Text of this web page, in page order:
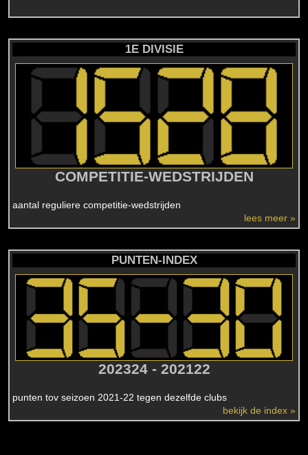
1E DIVISIE
COMPETITIE-WEDSTRIJDEN
aantal reguliere competitie-wedstrijden
lees meer »
PUNTEN-INDEX
202324 - 202122
punten tov seizoen 2021-22 tegen dezelfde clubs
bekijk de index »